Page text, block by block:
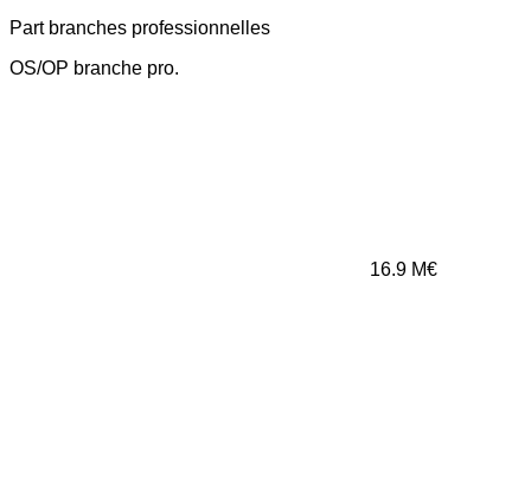
Part branches professionnelles
OS/OP branche pro.
16.9 M€